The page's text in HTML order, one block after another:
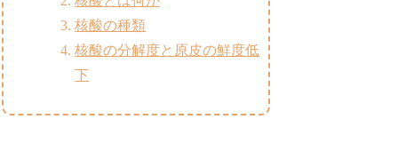
核酸の種類
核酸の分解度と原皮の鮮度低
下